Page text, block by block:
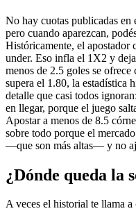
No hay cuotas publicadas
pero cuando aparezcan,
Históricamente, el apostador
under. Eso infla el 1X2 y
menos de 2.5 goles se ofrece
supera el 1.80, la estadística
detalle que casi todos
en llegar, porque el juego
Apostar a menos de 8.5
sobre todo porque el
—que son más altas— y no
¿Dónde queda la
A veces el historial te llama